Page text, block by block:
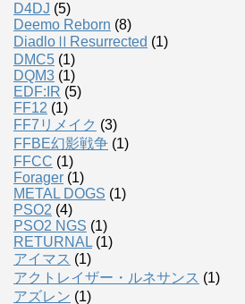
D4DJ (5)
Deemo Reborn (8)
DiadloⅡResurrected (1)
DMC5 (1)
DQM3 (1)
EDF:IR (5)
FF12 (1)
FF7リメイク (3)
FFBE幻影戦争 (1)
FFCC (1)
Forager (1)
METAL DOGS (1)
PSO2 (4)
PSO2 NGS (1)
RETURNAL(1)
アイマス (1)
アクトレイザー・ルネサンス (1)
アズレン (1)